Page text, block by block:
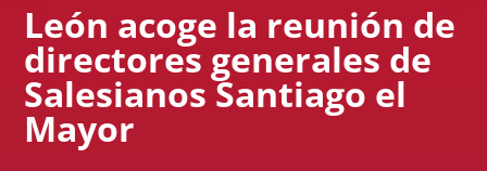
León acoge la reunión de
directores generales de
Salesianos Santiago el
Mayor